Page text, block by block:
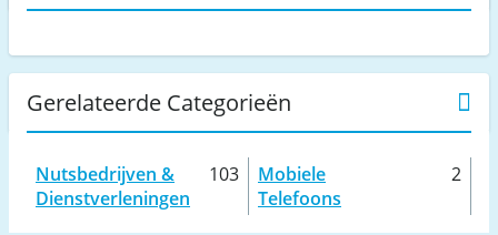
Gerelateerde Categorieën
Nutsbedrijven &
Dienstverleningen
103
Mobiele
Telefoons
2